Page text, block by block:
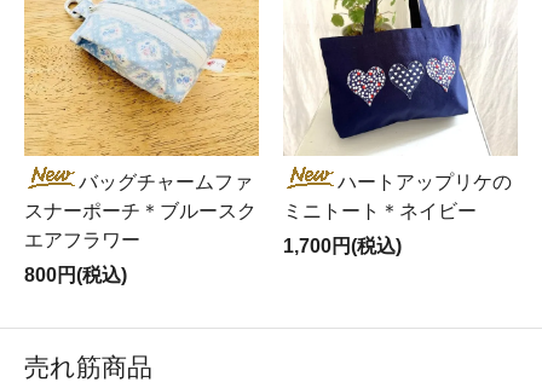
バッグチャームファ
スナーポーチ＊ブルースク
エアフラワー
800円(税込)
ハートアップリケの
ミニトート＊ネイビー
1,700円(税込)
売れ筋商品